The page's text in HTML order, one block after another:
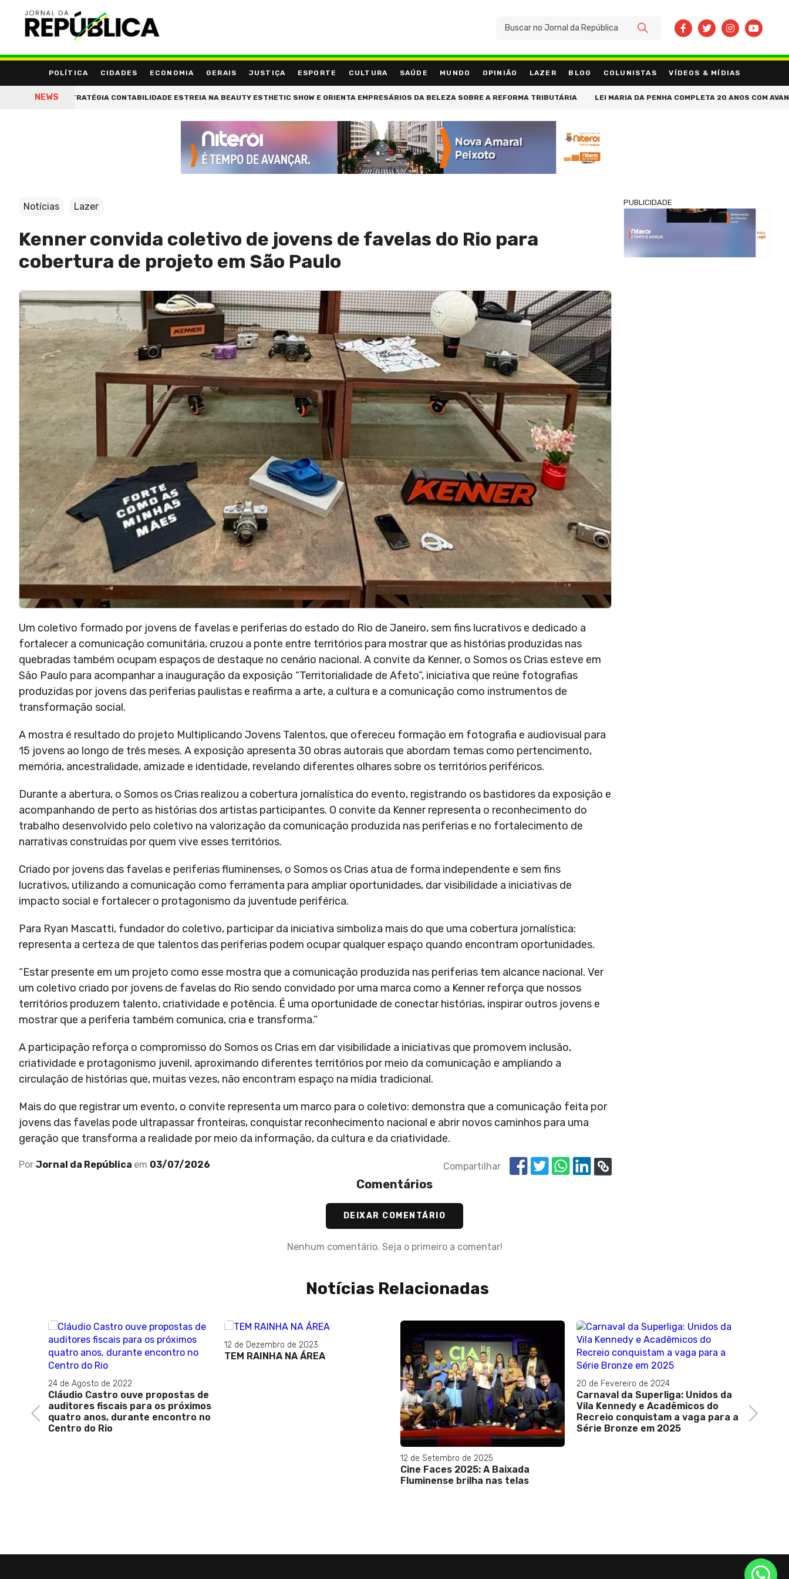
POLÍTICA CIDADES ECONOMIA GERAIS JUSTIÇA ESPORTE CULTURA SAÚDE MUNDO OPINIÃO LAZER BLOG COLUNISTAS VÍDEOS & MÍDIAS
NEWS
ESTRATÉGIA CONTABILIDADE ESTREIA NA BEAUTY ESTHETIC SHOW E ORIENTA EMPRESÁRIOS DA BELEZA SOBRE A REFORMA TRIBUTÁRIA LEI MARIA DA PENHA COMPLETA 20 ANOS COM AVANÇOS
BUSCAR
Notícias Lazer
Kenner convida coletivo de jovens de favelas do Rio para
cobertura de projeto em São Paulo
Um coletivo formado por jovens de favelas e periferias do estado do Rio de Janeiro, sem fins lucrativos e dedicado a
fortalecer a comunicação comunitária, cruzou a ponte entre territórios para mostrar que as histórias produzidas nas
quebradas também ocupam espaços de destaque no cenário nacional. A convite da Kenner, o Somos os Crias esteve em
São Paulo para acompanhar a inauguração da exposição “Territorialidade de Afeto”, iniciativa que reúne fotografias
produzidas por jovens das periferias paulistas e reafirma a arte, a cultura e a comunicação como instrumentos de
transformação social.
A mostra é resultado do projeto Multiplicando Jovens Talentos, que ofereceu formação em fotografia e audiovisual para
15 jovens ao longo de três meses. A exposição apresenta 30 obras autorais que abordam temas como pertencimento,
memória, ancestralidade, amizade e identidade, revelando diferentes olhares sobre os territórios periféricos.
Durante a abertura, o Somos os Crias realizou a cobertura jornalística do evento, registrando os bastidores da exposição e
acompanhando de perto as histórias dos artistas participantes. O convite da Kenner representa o reconhecimento do
trabalho desenvolvido pelo coletivo na valorização da comunicação produzida nas periferias e no fortalecimento de
narrativas construídas por quem vive esses territórios.
Criado por jovens das favelas e periferias fluminenses, o Somos os Crias atua de forma independente e sem fins
lucrativos, utilizando a comunicação como ferramenta para ampliar oportunidades, dar visibilidade a iniciativas de
impacto social e fortalecer o protagonismo da juventude periférica.
Para Ryan Mascatti, fundador do coletivo, participar da iniciativa simboliza mais do que uma cobertura jornalística:
representa a certeza de que talentos das periferias podem ocupar qualquer espaço quando encontram oportunidades.
“Estar presente em um projeto como esse mostra que a comunicação produzida nas periferias tem alcance nacional. Ver
um coletivo criado por jovens de favelas do Rio sendo convidado por uma marca como a Kenner reforça que nossos
territórios produzem talento, criatividade e potência. É uma oportunidade de conectar histórias, inspirar outros jovens e
mostrar que a periferia também comunica, cria e transforma.”
A participação reforça o compromisso do Somos os Crias em dar visibilidade a iniciativas que promovem inclusão,
criatividade e protagonismo juvenil, aproximando diferentes territórios por meio da comunicação e ampliando a
circulação de histórias que, muitas vezes, não encontram espaço na mídia tradicional.
Mais do que registrar um evento, o convite representa um marco para o coletivo: demonstra que a comunicação feita por
jovens das favelas pode ultrapassar fronteiras, conquistar reconhecimento nacional e abrir novos caminhos para uma
geração que transforma a realidade por meio da informação, da cultura e da criatividade.
Por Jornal da República em 03/07/2026 Compartilhar
PUBLICIDADE
Comentários
DEIXAR COMENTÁRIO
Nenhum comentário. Seja o primeiro a comentar!
Notícias Relacionadas
Previous
24 de Agosto de 2022
Cláudio Castro ouve propostas de
auditores fiscais para os próximos
quatro anos, durante encontro no
Centro do Rio
12 de Dezembro de 2023
TEM RAINHA NA ÁREA
12 de Setembro de 2025
Cine Faces 2025: A Baixada
Fluminense brilha nas telas
20 de Fevereiro de 2024
Carnaval da Superliga: Unidos da
Vila Kennedy e Acadêmicos do
Recreio conquistam a vaga para a
Série Bronze em 2025
Next